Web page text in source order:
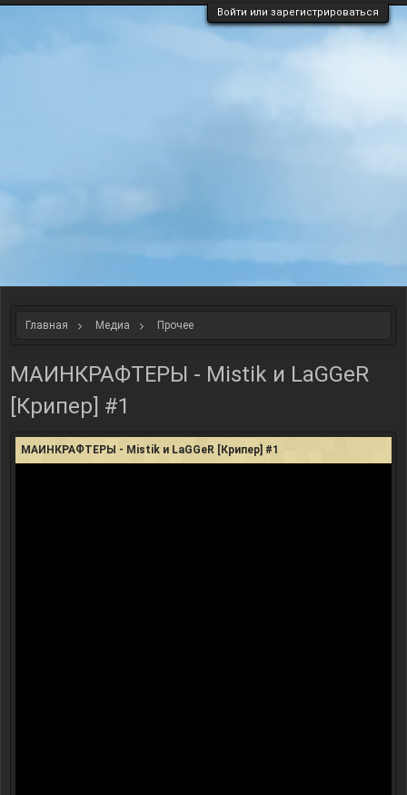
Войти или зарегистрироваться
Главная Медиа Прочее
МАИНКРАФТЕРЫ - Mistik и LaGGeR
[Крипер] #1
МАИНКРАФТЕРЫ - Mistik и LaGGeR [Крипер] #1